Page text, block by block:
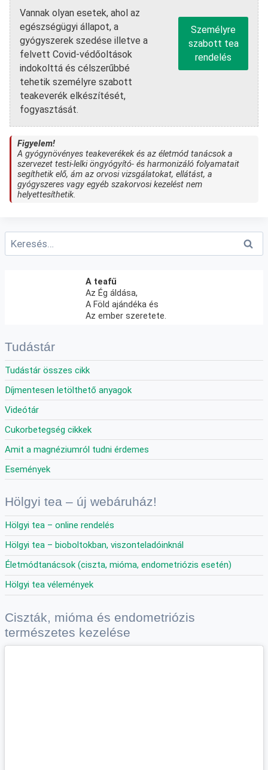
Vannak olyan esetek, ahol az
egészségügyi állapot, a
gyógyszerek szedése illetve a
felvett Covid-védőoltások
indokolttá és célszerűbbé
tehetik személyre szabott
teakeverék elkészítését,
fogyasztását.
Személyre
szabott tea
rendelés
Figyelem!
A gyógynövényes teakeverékek és az életmód tanácsok a
szervezet testi-lelki öngyógyító- és harmonizáló folyamatait
segíthetik elő, ám az orvosi vizsgálatokat, ellátást, a
gyógyszeres vagy egyéb szakorvosi kezelést nem
helyettesíthetik.
Keresés:
A teafű
Az Ég áldása,
A Föld ajándéka és
Az ember szeretete.
Tudástár
Tudástár összes cikk
Díjmentesen letölthető anyagok
Videótár
Cukorbetegség cikkek
Amit a magnéziumról tudni érdemes
Események
Hölgyi tea – új webáruház!
Hölgyi tea – online rendelés
Hölgyi tea – bioboltokban, viszonteladóinknál
Életmódtanácsok (ciszta, mióma, endometriózis esetén)
Hölgyi tea vélemények
Ciszták, mióma és endometriózis
természetes kezelése